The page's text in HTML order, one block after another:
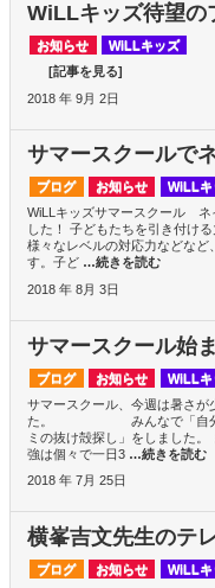
WiLLキッズ待望の
お知らせ
WiLLキッズ
[記事を見る]
2018 年 9月 2日
サマースクールで
ブログ お知らせ
WiLLキ
WiLLキッズサマースクール ネ
した！ 子どもたちを引き付け
様々なレベルの対応力などな
す。子ど …続きを読む
2018 年 8月 3日
サマースクール始
ブログ お知らせ
WiLLキ
サマースクール、今週は暑さが
た。 みんなで「自分で作
ミの抜け殻探し」をしました
強は個々で一日3 …続きを読む
2018 年 7月 25日
横峯吉文先生のテ
ブログ お知らせ
WiLLキ